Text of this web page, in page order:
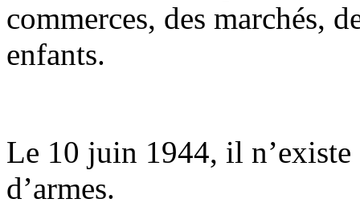
commerces, des marchés,
enfants.
Le 10 juin 1944, il
d’armes.